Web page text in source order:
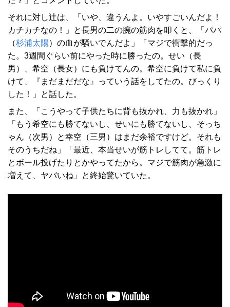
それに対し辻は、「いや、違うんよ。いやすごいんだよ！
カチカチなの！」と長男の二の腕の筋肉を叩くと、「パパ
（杉浦太陽）の血が騒いでんだよ」「マジで衝撃的だっ
た。3週間ぐらい前にやった時に勝ったの。せい（長
男）、希空（長女）にも負けてんの。希空に負けて私に負
けて、『まだまだだな』っていう話をしてたの。びっくり
した！」と話した。
また、「こうやって子供たちに背も抜かれ、力も抜かれ」
「もう希空にも勝てないし、せいにも勝てないし、そっち
ゃん（次男）と幸空（三男）はまだ余裕ですけど。それも
そのうちだね」「最近、本当せいが筋トレしてて。筋トレ
とボール投げたりとかやってたから。マジで筋肉が急激に
増えて、ヤバいね」と終始驚いていた。